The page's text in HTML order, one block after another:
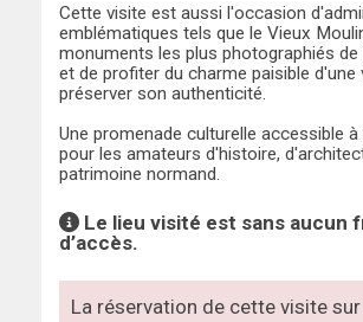
Cette visite est aussi l'occasion
emblématiques tels que le Vieux
monuments les plus photographiés de
et de profiter du charme paisible d'une
préserver son authenticité.
Une promenade culturelle accessible à
pour les amateurs d'histoire,
patrimoine normand.
Le lieu visité est sans aucun
d’accès.
La réservation de cette visite